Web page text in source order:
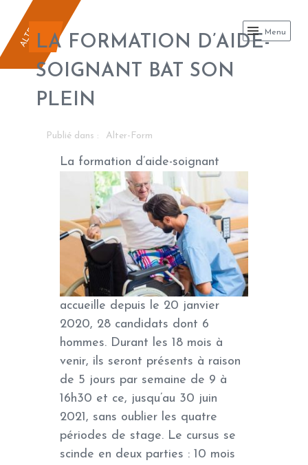
ALTER FORM
A
L
T
E
R
F
O
RM Menu
LA FORMATION D’AIDE-
SOIGNANT BAT SON
PLEIN
Publié dans : Alter-Form
La formation d’aide-soignant
accueille depuis le 20 janvier
2020, 28 candidats dont 6
hommes. Durant les 18 mois à
venir, ils seront présents à raison
de 5 jours par semaine de 9 à
16h30 et ce, jusqu’au 30 juin
2021, sans oublier les quatre
périodes de stage. Le cursus se
scinde en deux parties : 10 mois